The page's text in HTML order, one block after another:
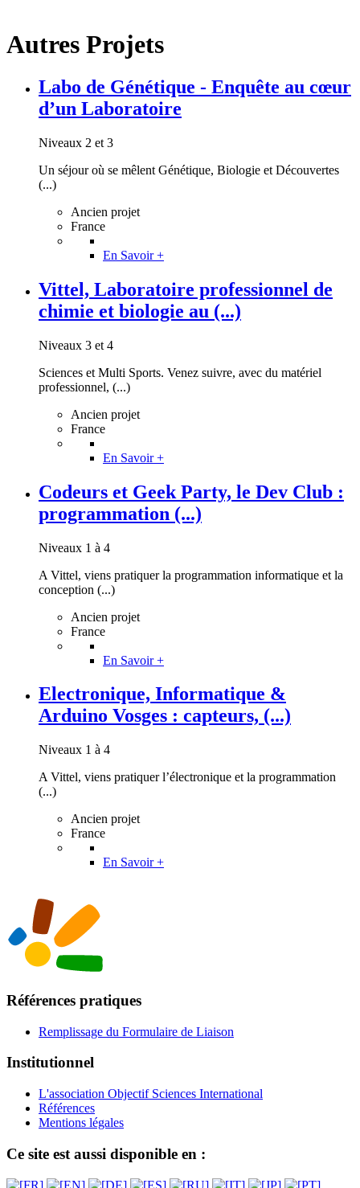
Autres Projets
Labo de Génétique - Enquête au cœur
d’un Laboratoire
Niveaux 2 et 3
Un séjour où se mêlent Génétique, Biologie et Découvertes
(...)
Ancien projet
France
En Savoir +
Vittel, Laboratoire professionnel de
chimie et biologie au (...)
Niveaux 3 et 4
Sciences et Multi Sports. Venez suivre, avec du matériel
professionnel, (...)
Ancien projet
France
En Savoir +
Codeurs et Geek Party, le Dev Club :
programmation (...)
Niveaux 1 à 4
A Vittel, viens pratiquer la programmation informatique et la
conception (...)
Ancien projet
France
En Savoir +
Electronique, Informatique &
Arduino Vosges : capteurs, (...)
Niveaux 1 à 4
A Vittel, viens pratiquer l’électronique et la programmation
(...)
Ancien projet
France
En Savoir +
Références pratiques
Remplissage du Formulaire de Liaison
Institutionnel
L'association Objectif Sciences International
Références
Mentions légales
Ce site est aussi disponible en :